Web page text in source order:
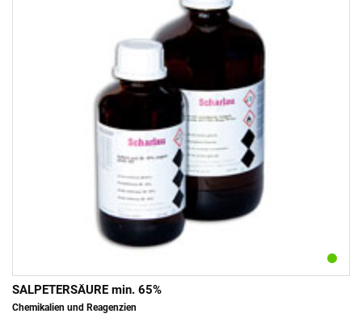
SALPETERSÄURE min. 65%
Chemikalien und Reagenzien